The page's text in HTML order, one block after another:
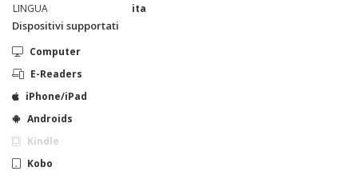
LINGUA
ita
Dispositivi supportati
Computer
E-Readers
iPhone/iPad
Androids
Kindle
Kobo